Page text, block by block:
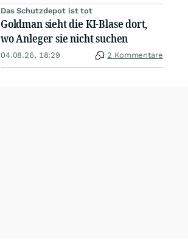
Das Schutzdepot ist tot
Goldman sieht die KI-Blase dort,
wo Anleger sie nicht suchen
04.08.26, 18:29 2 Kommentare